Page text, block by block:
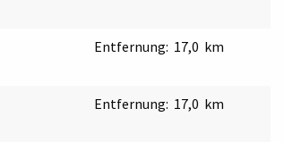
Entfernung: 17,0 km
Entfernung: 17,0 km